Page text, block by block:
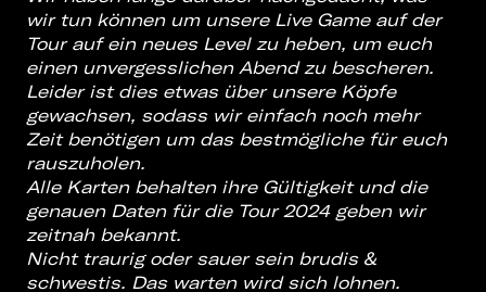
wir tun können um unsere Live Game auf der
Tour auf ein neues Level zu heben, um euch
einen unvergesslichen Abend zu bescheren.
Leider ist dies etwas über unsere Köpfe
gewachsen, sodass wir einfach noch mehr
Zeit benötigen um das bestmögliche für euch
rauszuholen.
Alle Karten behalten ihre Gültigkeit und die
genauen Daten für die Tour 2024 geben wir
zeitnah bekannt.
Nicht traurig oder sauer sein brudis &
schwestis. Das warten wird sich lohnen.